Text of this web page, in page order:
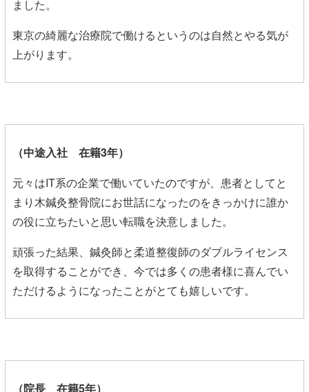
ました。
東京の綺麗な治療院で働けるというのは自然とやる気が
上がります。
（中途入社 在籍3年）
元々はIT系の企業で働いていたのですが、患者としてと
まり木鍼灸整骨院にお世話になったのをきっかけに誰か
の役に立ちたいと思い転職を決意しました。
頑張った結果、鍼灸師と柔道整復師のダブルライセンス
を取得することができ、今では多くの患者様に喜んでい
ただけるようになったことがとても嬉しいです。
（院長 在籍5年）